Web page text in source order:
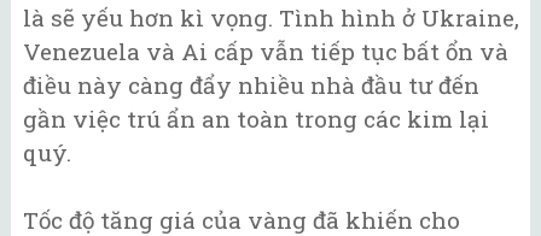
là sẽ yếu hơn kì vọng. Tình hình ở Ukraine,
Venezuela và Ai cấp vẫn tiếp tục bất ổn và
điều này càng đẩy nhiều nhà đầu tư đến
gần việc trú ẩn an toàn trong các kim lại
quý.
Tốc độ tăng giá của vàng đã khiến cho